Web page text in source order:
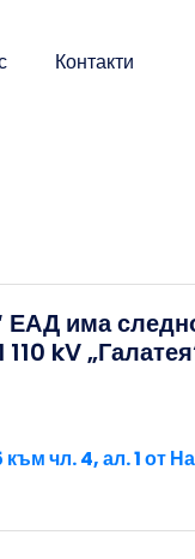
Контакти
ЕАД има
kV
чл. 4, ал. 1 от